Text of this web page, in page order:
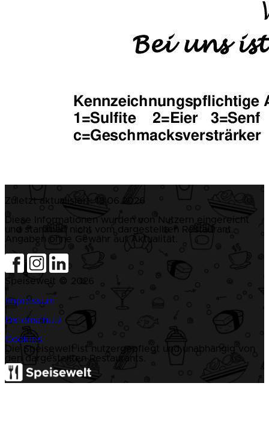
Zuletzt aktualisiert:
13.06.2026
Diese Informationen wurden von Nutzern eingereicht
und stammen nicht vom dargestellten Restaurant.
Angaben ohne Gewähr auf Aktualität.
Speisewelt © 2026
Impressum
Datenschutz
Cookies
Die Speisewelt ist nutzergepflegt und unabhängig von
den dargestellten Restaurants.